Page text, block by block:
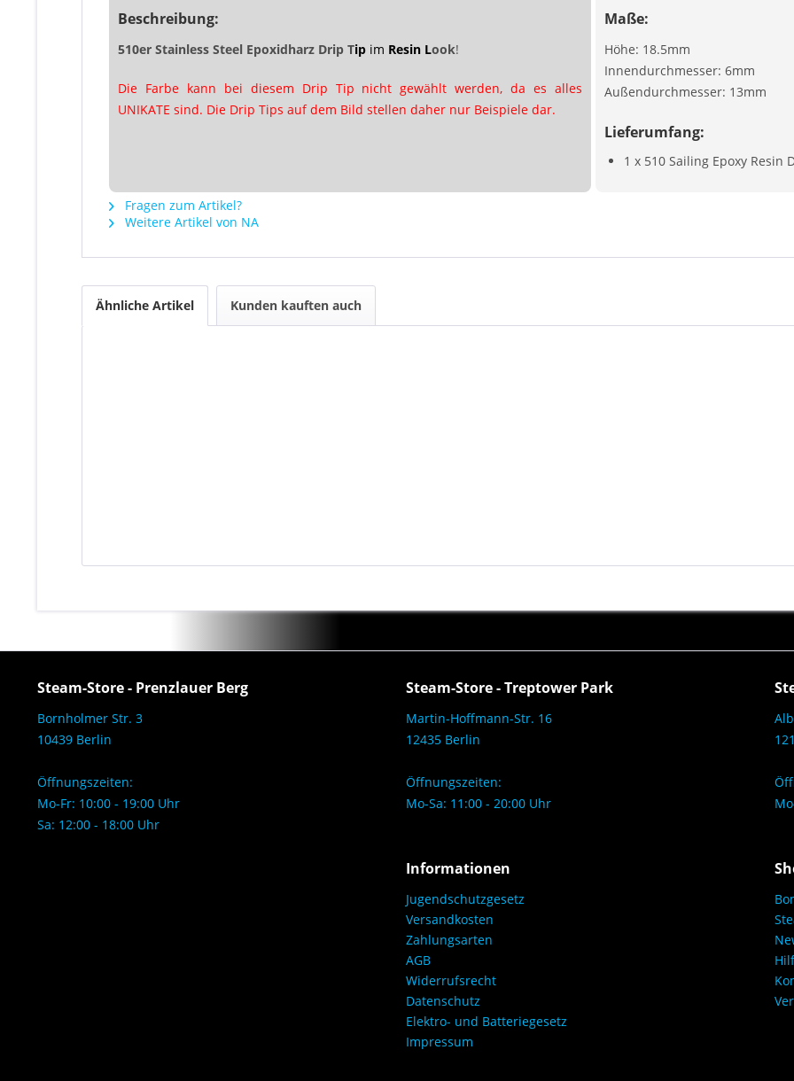
Beschreibung:
510er Stainless Steel Epoxidharz Drip Tip im Resin Look!
Die Farbe kann bei diesem Drip Tip nicht gewählt werden, da es alles
UNIKATE sind. Die Drip Tips auf dem Bild stellen daher nur Beispiele dar.
Maße:
Höhe: 18.5mm
Innendurchmesser: 6mm
Außendurchmesser: 13mm
Lieferumfang:
1 x 510 Sailing Epoxy Resin
Fragen zum Artikel?
Weitere Artikel von NA
Ähnliche Artikel Kunden kauften auch
Steam-Store - Prenzlauer Berg
Bornholmer Str. 3
10439 Berlin
Öffnungszeiten:
Mo-Fr: 10:00 - 19:00 Uhr
Sa: 12:00 - 18:00 Uhr
Steam-Store - Treptower Park
Martin-Hoffmann-Str. 16
12435 Berlin
Öffnungszeiten:
Mo-Sa: 11:00 - 20:00 Uhr
Informationen
Jugendschutzgesetz
Versandkosten
Zahlungsarten
AGB
Widerrufsrecht
Datenschutz
Elektro- und Batteriegesetz
Impressum